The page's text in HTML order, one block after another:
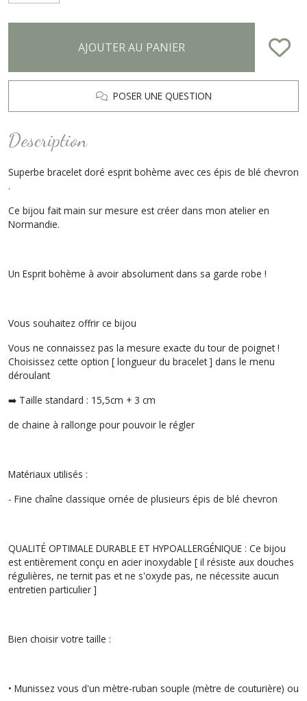
AJOUTER AU PANIER
POSER UNE QUESTION
Description
Superbe bracelet doré esprit bohème avec ces épis de blé chevron
.
Ce bijou fait main sur mesure est créer dans mon atelier en
Normandie.
Un Esprit bohème à avoir absolument dans sa garde robe !
Vous souhaitez offrir ce bijou
Vous ne connaissez pas la mesure exacte du tour de poignet !
Choisissez cette option [ longueur du bracelet ] dans le menu
déroulant
➡️ Taille standard : 15,5cm + 3 cm
de chaine à rallonge pour pouvoir le régler
Matériaux utilisés :
- Fine chaîne classique ornée de plusieurs épis de blé chevron
QUALITÉ OPTIMALE DURABLE ET HYPOALLERGÉNIQUE : Ce bijou
est entièrement conçu en acier inoxydable [ il résiste aux douches
régulières, ne ternit pas et ne s'oxyde pas, ne nécessite aucun
entretien particulier ]
Bien choisir votre taille :
• Munissez vous d'un mètre-ruban souple (mètre de couturière) ou